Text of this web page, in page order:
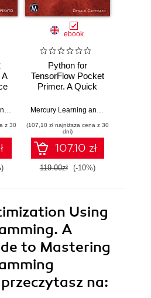
A
,Oswald Campesato
z 30
ebook
Python for
TensorFlow Pocket
Primer. A Quick
Libraries for
Developers
(107,10 zł najniższa cena z 30
dni)
107.10 zł
119.00zł (-10%)
Using
A
to Mastering
przeczytasz na: